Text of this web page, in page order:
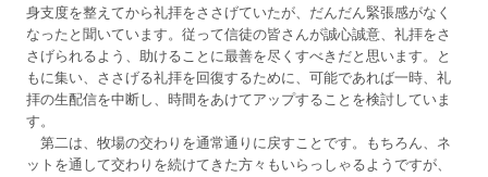
身支度を整えてから礼拝をささげていたが、だんだん緊張感がなく
なったと聞いています。従って信徒の皆さんが誠心誠意、礼拝をさ
さげられるよう、助けることに最善を尽くすべきだと思います。と
もに集い、ささげる礼拝を回復するために、可能であれば一時、礼
拝の生配信を中断し、時間をあけてアップすることを検討していま
す。
第二は、牧場の交わりを通常通りに戻すことです。もちろん、ネ
ットを通して交わりを続けてきた方々もいらっしゃるようですが、